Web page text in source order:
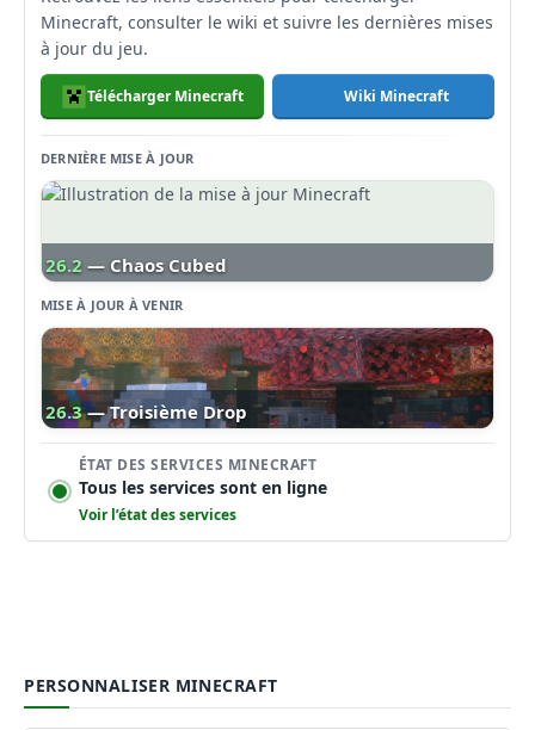
Minecraft, consulter le wiki et suivre les dernières mises
à jour du jeu.
Télécharger Minecraft Wiki Minecraft
DERNIÈRE MISE À JOUR
26.2 — Chaos Cubed
MISE À JOUR À VENIR
26.3 — Troisième Drop
ÉTAT DES SERVICES MINECRAFT
Tous les services sont en ligne
Voir l’état des services
PERSONNALISER MINECRAFT